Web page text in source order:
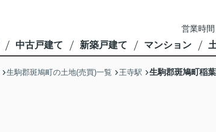
営業時
中古戸建て 新築戸建て マンション
生駒郡斑鳩町の土地(売買)一覧 王寺駅 生駒郡斑鳩町稲